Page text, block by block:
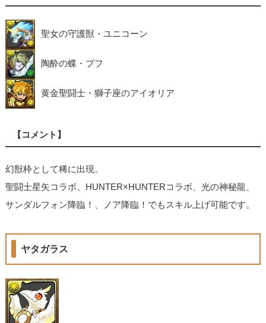
聖女の守護獣・ユニコーン
陶酔の蝶・プフ
黄金聖闘士・獅子座のアイオリア
【コメント】
幻獣枠として稀に出現。
聖闘士星矢コラボ、HUNTER×HUNTERコラボ、光の神秘龍、
サンダルフォン降臨！、ノア降臨！でもスキル上げ可能です。
ヤタガラス